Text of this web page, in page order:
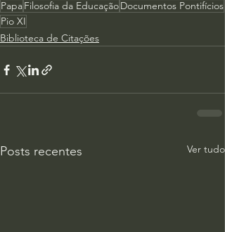
PapaFilosofia da EducaçãoDocumentos Pontifícios
Pio XI
Biblioteca de Citações
Posts recentes Ver tudo